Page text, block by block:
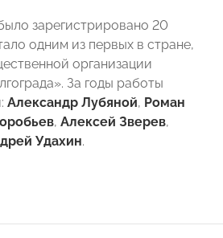
зарегистрировано 20
одним из первых в стране,
организации
За годы работы
Александр Лубяной, Роман
, Алексей Зверев,
Удахин.